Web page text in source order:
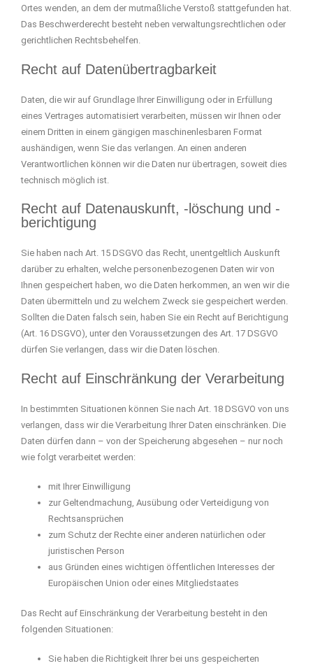
Ortes wenden, an dem der mutmaßliche Verstoß stattgefunden hat.
Das Beschwerderecht besteht neben verwaltungsrechtlichen oder
gerichtlichen Rechtsbehelfen.
Recht auf Datenübertragbarkeit
Daten, die wir auf Grundlage Ihrer Einwilligung oder in Erfüllung
eines Vertrages automatisiert verarbeiten, müssen wir Ihnen oder
einem Dritten in einem gängigen maschinenlesbaren Format
aushändigen, wenn Sie das verlangen. An einen anderen
Verantwortlichen können wir die Daten nur übertragen, soweit dies
technisch möglich ist.
Recht auf Datenauskunft, -löschung und -
berichtigung
Sie haben nach Art. 15 DSGVO das Recht, unentgeltlich Auskunft
darüber zu erhalten, welche personenbezogenen Daten wir von
Ihnen gespeichert haben, wo die Daten herkommen, an wen wir die
Daten übermitteln und zu welchem Zweck sie gespeichert werden.
Sollten die Daten falsch sein, haben Sie ein Recht auf Berichtigung
(Art. 16 DSGVO), unter den Voraussetzungen des Art. 17 DSGVO
dürfen Sie verlangen, dass wir die Daten löschen.
Recht auf Einschränkung der Verarbeitung
In bestimmten Situationen können Sie nach Art. 18 DSGVO von uns
verlangen, dass wir die Verarbeitung Ihrer Daten einschränken. Die
Daten dürfen dann – von der Speicherung abgesehen – nur noch
wie folgt verarbeitet werden:
mit Ihrer Einwilligung
zur Geltendmachung, Ausübung oder Verteidigung von
Rechtsansprüchen
zum Schutz der Rechte einer anderen natürlichen oder
juristischen Person
aus Gründen eines wichtigen öffentlichen Interesses der
Europäischen Union oder eines Mitgliedstaates
Das Recht auf Einschränkung der Verarbeitung besteht in den
folgenden Situationen:
Sie haben die Richtigkeit Ihrer bei uns gespeicherten